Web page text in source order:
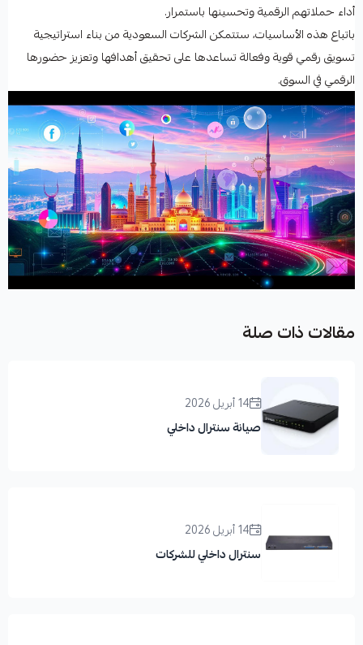
أداء حملاتهم الرقمية وتحسينها باستمرار.
باتباع هذه الأساسيات، ستتمكن الشركات السعودية من بناء استراتيجية
تسويق رقمي قوية وفعالة تساعدها على تحقيق أهدافها وتعزيز حضورها
الرقمي في السوق.
مقالات ذات صلة
14 أبريل 2026
صيانة سنترال داخلي
14 أبريل 2026
سنترال داخلي للشركات